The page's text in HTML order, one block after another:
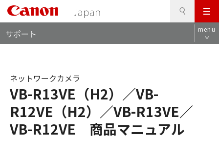
メ
ニ
ュ
サポート menu
VB-R13VE（H2）／VB-
R12VE（H2）／VB-R13VE／
VB-R12VE 商品マニュアル
ネットワークカメラ